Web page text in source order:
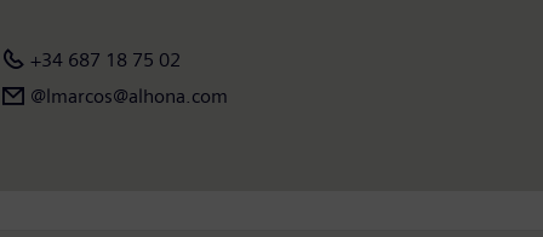
+34 687 18 75 02
@lmarcos@alhona.com